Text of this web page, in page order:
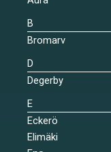
B
Bromarv
D
Degerby
E
Eckerö
Elimäki